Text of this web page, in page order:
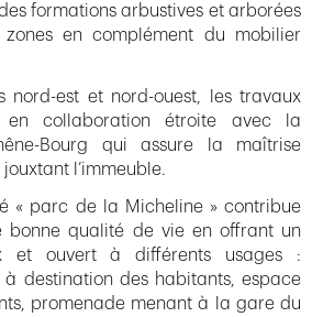
formations arbustives et arborées
en complément du mobilier
nord-est et nord-ouest, les travaux
collaboration étroite avec la
Bourg qui assure la maîtrise
l’immeuble.
« parc de la Micheline » contribue
bonne qualité de vie en offrant un
et ouvert à différents usages :
à destination des habitants, espace
promenade menant à la gare du